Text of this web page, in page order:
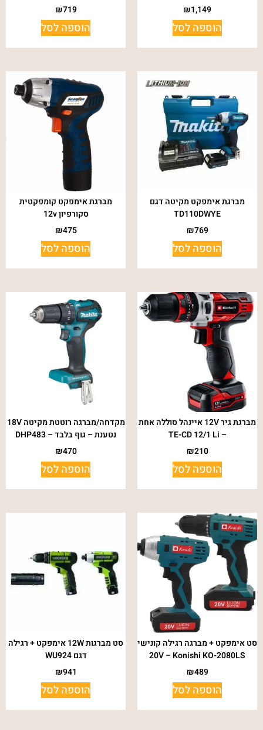
₪1,149
הוספה לסל
₪719
הוספה לסל
מברגת אימפקט מקיטה דגם
TD110DWYE
₪769
הוספה לסל
מברגת אימפקט קומפקטית
סקורפיון 12v
₪475
הוספה לסל
מברגת גיר 12V איינהל סוללה אחת
– TE-CD 12/1 Li
₪210
הוספה לסל
מקדחה/מברגה רוטטת מקיטה 18V
נטענת – גוף בלבד – DHP483
₪470
הוספה לסל
סט אימפקט + מברגה רגילה קונישי
20V – Konishi KO-2080LS
₪489
הוספה לסל
סט מברגות 12W אימפקט + רגילה
דגם WU924
₪941
הוספה לסל